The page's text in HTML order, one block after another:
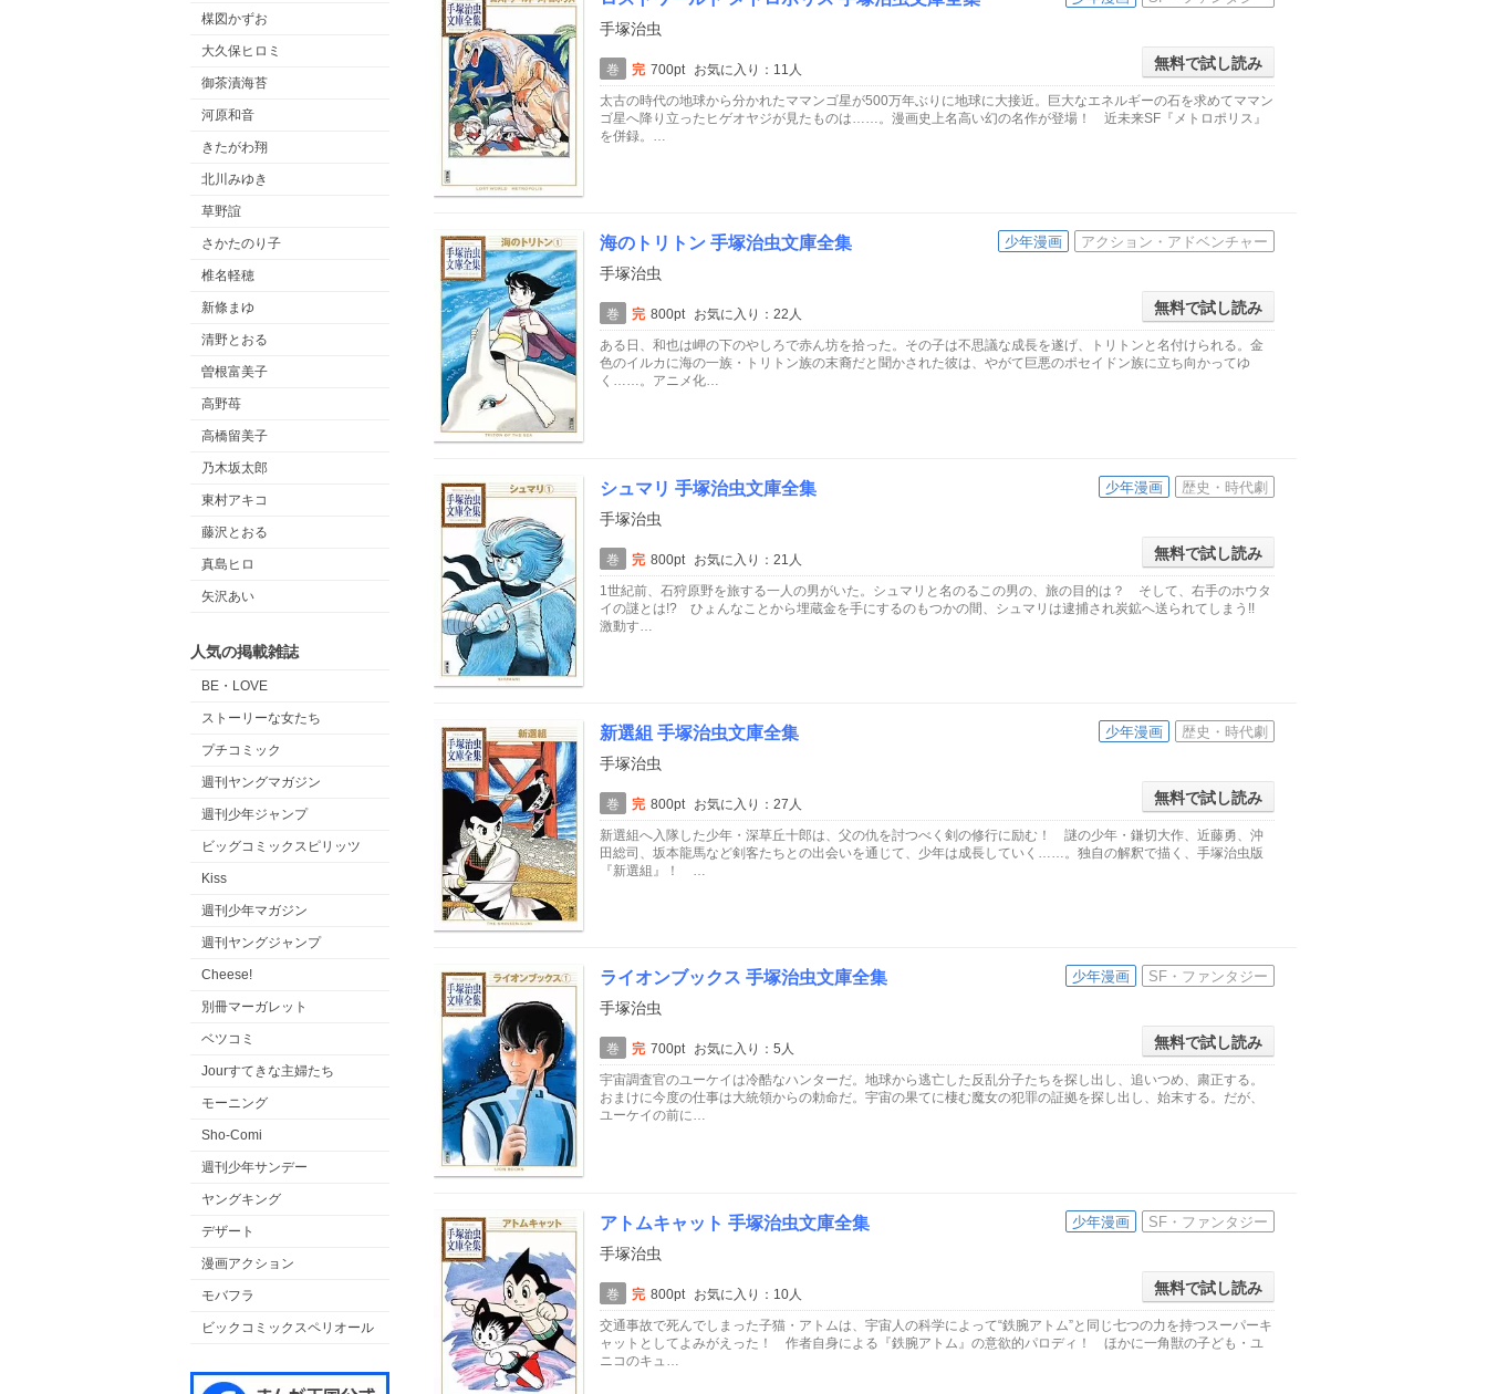
楳図かずお
大久保ヒロミ
御茶漬海苔
河原和音
きたがわ翔
北川みゆき
草野誼
さかたのり子
椎名軽穂
新條まゆ
清野とおる
曽根富美子
高野苺
高橋留美子
乃木坂太郎
東村アキコ
藤沢とおる
真島ヒロ
矢沢あい
人気の掲載雑誌
BE・LOVE
ストーリーな女たち
プチコミック
週刊ヤングマガジン
週刊少年ジャンプ
ビッグコミックスピリッツ
Kiss
週刊少年マガジン
週刊ヤングジャンプ
Cheese!
別冊マーガレット
ベツコミ
Jourすてきな主婦たち
モーニング
Sho-Comi
週刊少年サンデー
ヤングキング
デザート
漫画アクション
モバフラ
ビックコミックスペリオール
手塚治虫
無料で試し読み
巻 完 700pt
お気に入り：11人
太古の時代の地球から分かれたママンゴ星が500万年ぶりに地球に大接近。巨大なエネルギーの石を求めてママン
ゴ星へ降り立ったヒゲオヤジが見たものは……。漫画史上名高い幻の名作が登場！ 近未来SF『メトロポリス』
を併録。…
少年漫画 アクション・アドベンチャー
海のトリトン 手塚治虫文庫全集
手塚治虫
無料で試し読み
巻 完 800pt
お気に入り：22人
ある日、和也は岬の下のやしろで赤ん坊を拾った。その子は不思議な成長を遂げ、トリトンと名付けられる。金
色のイルカに海の一族・トリトン族の末裔だと聞かされた彼は、やがて巨悪のポセイドン族に立ち向かってゆ
く……。アニメ化…
少年漫画 歴史・時代劇
シュマリ 手塚治虫文庫全集
手塚治虫
無料で試し読み
巻 完 800pt
お気に入り：21人
1世紀前、石狩原野を旅する一人の男がいた。シュマリと名のるこの男の、旅の目的は？ そして、右手のホウタ
イの謎とは!? ひょんなことから埋蔵金を手にするのもつかの間、シュマリは逮捕され炭鉱へ送られてしまう!!
激動す…
少年漫画 歴史・時代劇
新選組 手塚治虫文庫全集
手塚治虫
無料で試し読み
巻 完 800pt
お気に入り：27人
新選組へ入隊した少年・深草丘十郎は、父の仇を討つべく剣の修行に励む！ 謎の少年・鎌切大作、近藤勇、沖
田総司、坂本龍馬など剣客たちとの出会いを通じて、少年は成長していく……。独自の解釈で描く、手塚治虫版
『新選組』！ …
少年漫画 SF・ファンタジー
ライオンブックス 手塚治虫文庫全集
手塚治虫
無料で試し読み
巻 完 700pt
お気に入り：5人
宇宙調査官のユーケイは冷酷なハンターだ。地球から逃亡した反乱分子たちを探し出し、追いつめ、粛正する。
おまけに今度の仕事は大統領からの勅命だ。宇宙の果てに棲む魔女の犯罪の証拠を探し出し、始末する。だが、
ユーケイの前に…
少年漫画 SF・ファンタジー
アトムキャット 手塚治虫文庫全集
手塚治虫
無料で試し読み
巻 完 800pt
お気に入り：10人
交通事故で死んでしまった子猫・アトムは、宇宙人の科学によって“鉄腕アトム”と同じ七つの力を持つスーパーキ
ャットとしてよみがえった！ 作者自身による『鉄腕アトム』の意欲的パロディ！ ほかに一角獣の子ども・ユ
ニコのキュ…